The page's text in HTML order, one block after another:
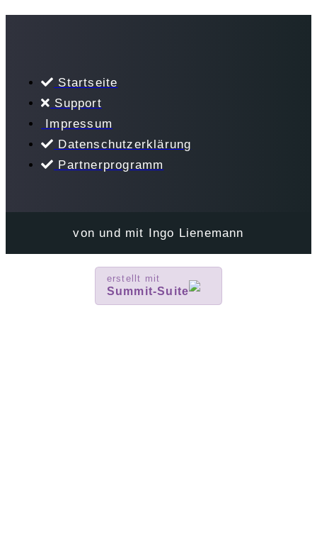
Startseite
Support
Impressum
Datenschutzerklärung
Partnerprogramm
von und mit Ingo Lienemann
erstellt mit
Summit-Suite